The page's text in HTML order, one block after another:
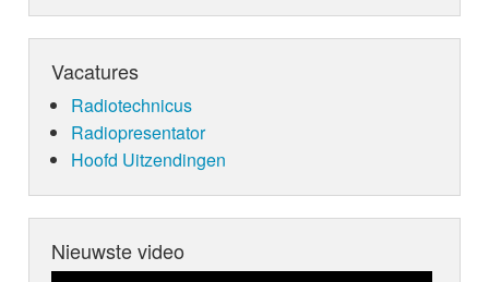
Vacatures
Radiotechnicus
Radiopresentator
Hoofd Uitzendingen
Nieuwste video